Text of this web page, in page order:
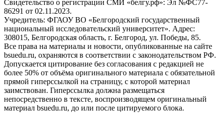
Свидетельство о регистрации СМИ «белгу.рф»: Эл №ФС77-
86291 от 02.11.2023.
Учредитель: ФГАОУ ВО «Белгородский государственный
национальный исследовательский университет». Адрес:
308015, Белгородская область, г. Белгород, ул. Победы, 85.
Все права на материалы и новости, опубликованные на сайте
bsuedu.ru, охраняются в соответствии с законодательством РФ.
Допускается цитирование без согласования с редакцией не
более 50% от объёма оригинального материала с обязательной
прямой гиперссылкой на страницу, с которой материал
заимствован. Гиперссылка должна размещаться
непосредственно в тексте, воспроизводящем оригинальный
материал bsuedu.ru, до или после цитируемого блока.